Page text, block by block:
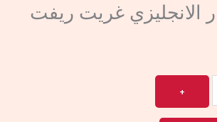
الانجليزي غريت ريفت